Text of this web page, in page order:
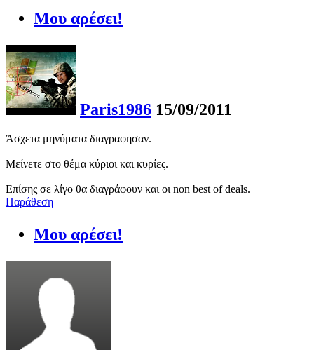
Μου αρέσει!
Paris1986 15/09/2011
Άσχετα μηνύματα διαγραφησαν.
Μείνετε στο θέμα κύριοι και κυρίες.
Επίσης σε λίγο θα διαγράφουν και οι non best of deals.
Παράθεση
Μου αρέσει!